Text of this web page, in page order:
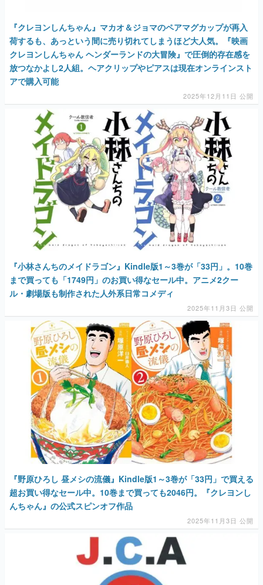
『クレヨンしんちゃん』マカオ＆ジョマのペアマグカップが再入
荷するも、あっという間に売り切れてしまうほど大人気。『映画
クレヨンしんちゃん ヘンダーランドの大冒険』で圧倒的存在感を
放つなかよし2人組。ヘアクリップやピアスは現在オンラインスト
アで購入可能
2025年12月11日 公開
『小林さんちのメイドラゴン』Kindle版1～3巻が「33円」。10巻
まで買っても「1749円」のお買い得なセール中。アニメ2クー
ル・劇場版も制作された人外系日常コメディ
2025年11月3日 公開
『野原ひろし 昼メシの流儀』Kindle版1～3巻が「33円」で買える
超お買い得なセール中。10巻まで買っても2046円。『クレヨンし
んちゃん』の公式スピンオフ作品
2025年11月3日 公開